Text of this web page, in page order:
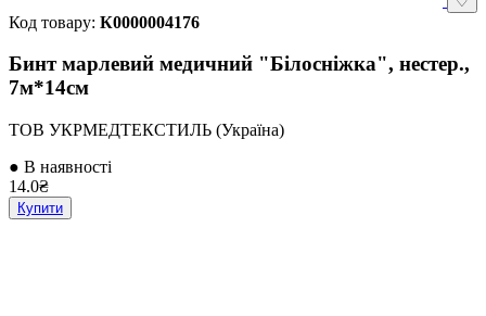
Код товару: К0000004176
Бинт марлевий медичний "Білосніжка", нестер.,
7м*14см
ТОВ УКРМЕДТЕКСТИЛЬ (Україна)
● В наявності
14.0₴
Купити